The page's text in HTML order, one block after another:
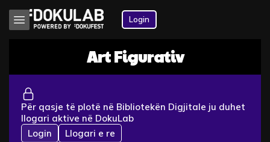
Login
Art Figurativ
Për qasje të plotë në Bibliotekën Digjitale ju duhet
llogari aktive në DokuLab
Login
Llogari e re